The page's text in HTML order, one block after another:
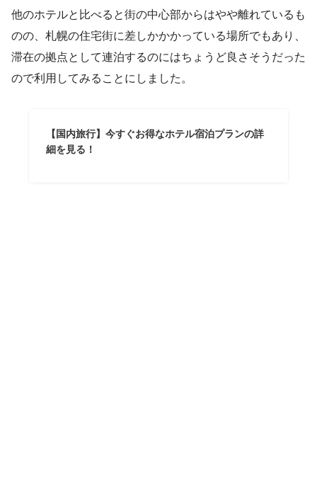
他のホテルと比べると街の中心部からはやや離れているも
のの、札幌の住宅街に差しかかかっている場所でもあり、
滞在の拠点として連泊するのにはちょうど良さそうだった
ので利用してみることにしました。
【国内旅行】今すぐお得なホテル宿泊プランの詳
細を見る！